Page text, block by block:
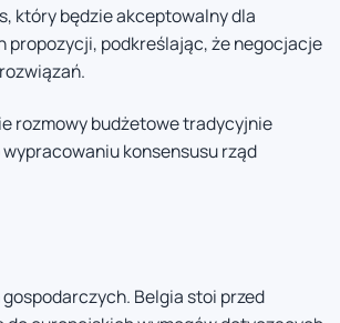
który będzie akceptowalny dla
propozycji, podkreślając, że negocjacje
rozmowy budżetowe tradycyjnie
konsensusu rząd
Belgia stoi przed